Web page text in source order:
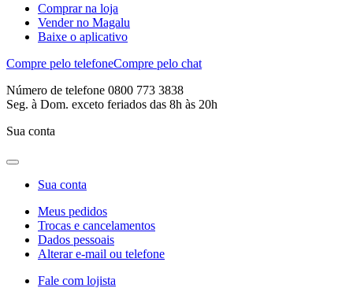
Comprar na loja
Vender no Magalu
Baixe o aplicativo
Compre pelo telefoneCompre pelo chat
Número de telefone 0800 773 3838
Seg. à Dom. exceto feriados das 8h às 20h
Sua conta
Sua conta
Meus pedidos
Trocas e cancelamentos
Dados pessoais
Alterar e-mail ou telefone
Fale com lojista